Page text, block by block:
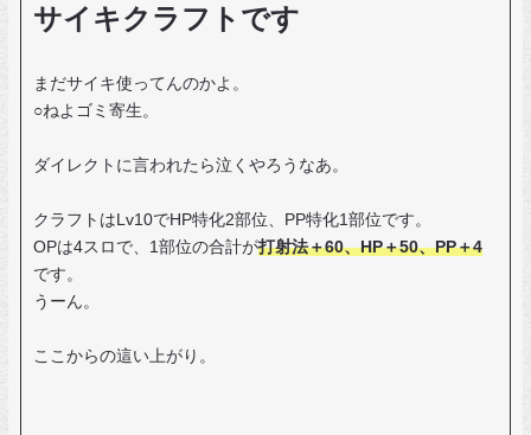
サイキクラフトです
まだサイキ使ってんのかよ。
○ねよゴミ寄生。
ダイレクトに言われたら泣くやろうなあ。
クラフトはLv10でHP特化2部位、PP特化1部位です。
OPは4スロで、1部位の合計が打射法＋60、HP＋50、PP＋4
です。
うーん。
ここからの這い上がり。